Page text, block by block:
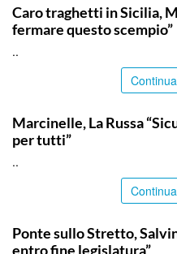
Caro traghetti in Sicilia,
fermare questo scempio”
..
Marcinelle, La Russa
per tutti”
..
Ponte sullo Stretto,
entro fine legislatura”